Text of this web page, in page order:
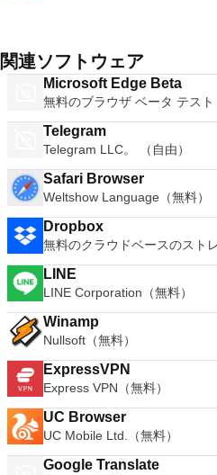
関連ソフトウェア
Microsoft Edge Beta
無料のブラウザ ベータ テスト
Telegram
Telegram LLC。 （自由）
Safari Browser
Weltshow Language（無料）
Dropbox
無料のクラウドベースのスト
LINE
LINE Corporation（無料）
Winamp
Nullsoft（無料）
ExpressVPN
Express VPN（無料）
UC Browser
UC Mobile Ltd.（無料）
Google Translate